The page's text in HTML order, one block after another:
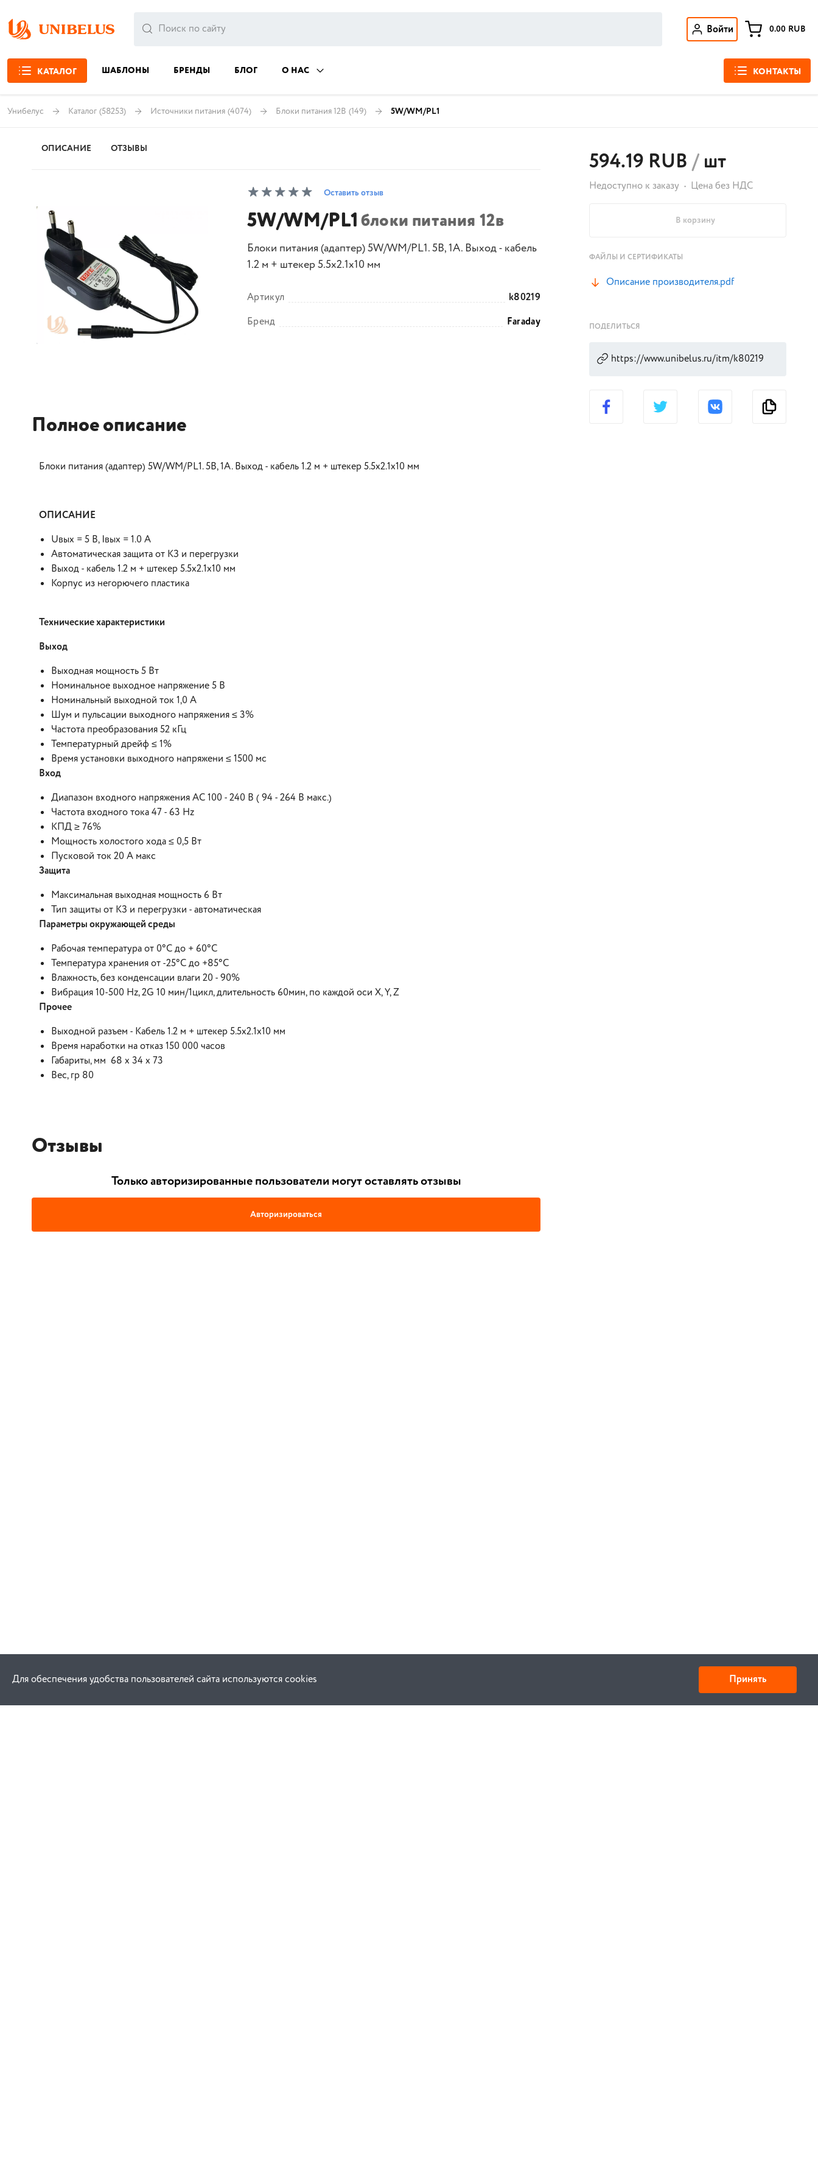
Войти 0.00 RUB
КАТАЛОГ ШАБЛОНЫ БРЕНДЫ БЛОГ О НАС КОНТАКТЫ
Унибелус Каталог (58253) Источники питания (4074) Блоки питания 12В (149) 5W/WM/PL1
ОПИСАНИЕ ОТЗЫВЫ
Оставить отзыв
5W/WM/PL1блоки питания 12в
Блоки питания (адаптер) 5W/WM/PL1. 5В, 1А. Выход - кабель
1.2 м + штекер 5.5х2.1х10 мм
Артикул
k80219
Бренд
Faraday
Полное описание
Блоки питания (адаптер) 5W/WM/PL1. 5В, 1А. Выход - кабель 1.2 м + штекер 5.5х2.1х10 мм
ОПИСАНИЕ
Uвых = 5 В, Iвых = 1.0 А
Автоматическая защита от КЗ и перегрузки
Выход - кабель 1.2 м + штекер 5.5х2.1х10 мм
Корпус из негорючего пластика
Технические характеристики
Выход
Выходная мощность 5 Вт
Номинальное выходное напряжение 5 В
Номинальный выходной ток 1,0 А
Шум и пульсации выходного напряжения ≤ 3%
Частота преобразования 52 кГц
Температурный дрейф ≤ 1%
Время установки выходного напряжени ≤ 1500 мс
Вход
Диапазон входного напряжения AC 100 - 240 В ( 94 - 264 В макс.)
Частота входного тока 47 - 63 Hz
КПД ≥ 76%
Мощность холостого хода ≤ 0,5 Вт
Пусковой ток 20 А макс
Защита
Максимальная выходная мощность 6 Вт
Тип защиты от КЗ и перегрузки - автоматическая
Параметры окружающей среды
Рабочая температура от 0°С до + 60°С
Температура хранения от -25°С до +85°С
Влажность, без конденсации влаги 20 - 90%
Вибрация 10-500 Hz, 2G 10 мин/1цикл, длительность 60мин, по каждой оси X, Y, Z
Прочее
Выходной разъем - Кабель 1.2 м + штекер 5.5х2.1х10 мм
Время наработки на отказ 150 000 часов
Габариты, мм 68 х 34 х 73
Вес, гр 80
Отзывы
Только авторизированные пользователи могут оставлять отзывы
Авторизироваться
594.19 RUB/шт
Недоступно к заказу Цена без НДС
В корзину
ФАЙЛЫ И СЕРТИФИКАТЫ
Описание производителя.pdf
ПОДЕЛИТЬСЯ
Для обеспечения удобства пользователей сайта используются cookies Принять